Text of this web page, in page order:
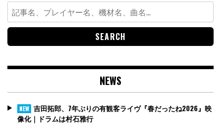
Search
for:
NEWS
NEW 吉田拓郎、7年ぶりの有観客ライヴ『春だったね2026』映
像化｜ドラムは村石雅行